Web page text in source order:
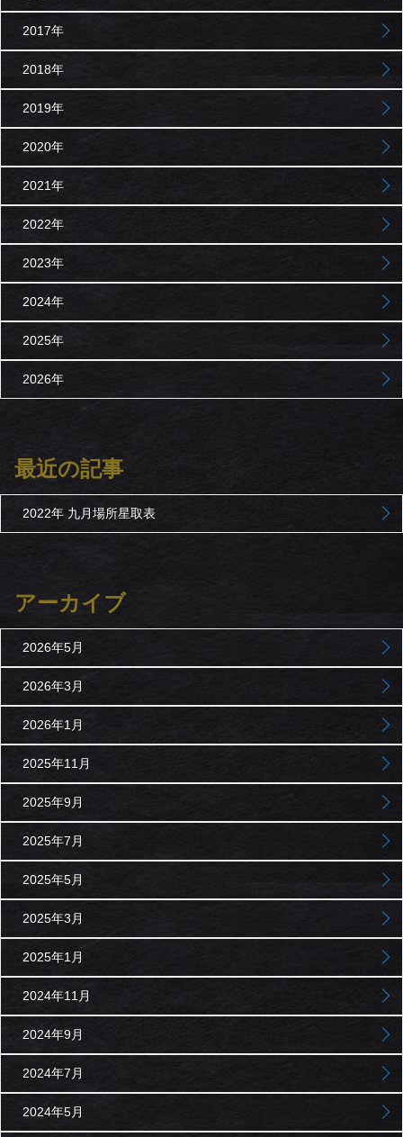
2017年
2018年
2019年
2020年
2021年
2022年
2023年
2024年
2025年
2026年
最近の記事
2022年 九月場所星取表
アーカイブ
2026年5月
2026年3月
2026年1月
2025年11月
2025年9月
2025年7月
2025年5月
2025年3月
2025年1月
2024年11月
2024年9月
2024年7月
2024年5月